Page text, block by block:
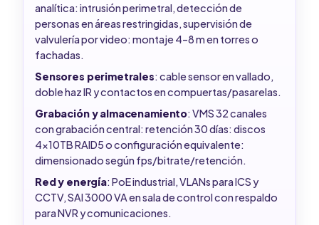
analítica: intrusión perimetral, detección de
personas en áreas restringidas, supervisión de
valvulería por video: montaje 4–8 m en torres o
fachadas.
Sensores perimetrales: cable sensor en vallado,
doble haz IR y contactos en compuertas/pasarelas.
Grabación y almacenamiento: VMS 32 canales
con grabación central: retención 30 días: discos
4x10TB RAID5 o configuración equivalente:
dimensionado según fps/bitrate/retención.
Red y energía: PoE industrial, VLANs para ICS y
CCTV, SAI 3000 VA en sala de control con respaldo
para NVR y comunicaciones.